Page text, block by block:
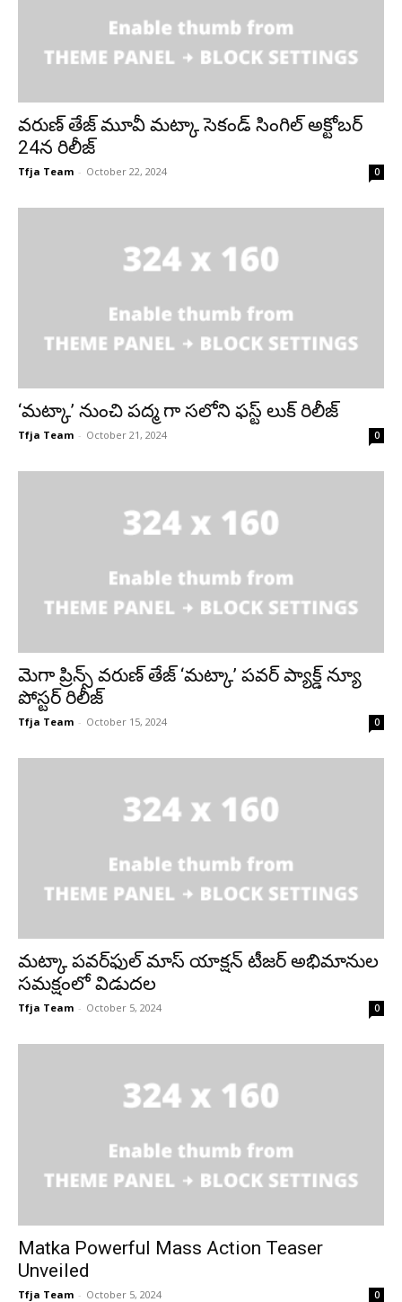
వరుణ్ తేజ్ మూవీ మట్కా సెకండ్ సింగిల్ అక్టోబర్
24న రిలీజ్
Tfja Team - October 22, 2024 0
‘మట్కా’ నుంచి పద్మ గా సలోని ఫస్ట్ లుక్ రిలీజ్
Tfja Team - October 21, 2024 0
మెగా ప్రిన్స్ వరుణ్ తేజ్ ‘మట్కా’ పవర్ ప్యాక్డ్ న్యూ
పోస్టర్ రిలీజ్
Tfja Team - October 15, 2024 0
మట్కా పవర్‌ఫుల్ మాస్ యాక్షన్ టీజర్ అభిమానుల
సమక్షంలో విడుదల
Tfja Team - October 5, 2024 0
Matka Powerful Mass Action Teaser
Unveiled
Tfja Team - October 5, 2024 0